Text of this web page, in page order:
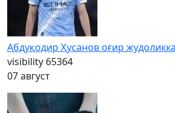
Абдуқодир Ҳусанов оғир
visibility 65364
07 август